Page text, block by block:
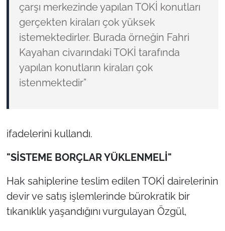
çarşı merkezinde yapılan TOKİ konutları
gerçekten kiraları çok yüksek
istemektedirler. Burada örneğin Fahri
Kayahan civarındaki TOKİ tarafında
yapılan konutların kiraları çok
istenmektedir”
ifadelerini kullandı.
"SİSTEME BORÇLAR YÜKLENMELİ"
Hak sahiplerine teslim edilen TOKİ dairelerinin
devir ve satış işlemlerinde bürokratik bir
tıkanıklık yaşandığını vurgulayan Özgül,